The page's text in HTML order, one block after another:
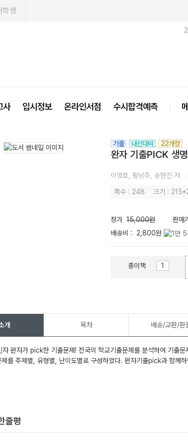
학생
사 입시정보 온라인서점 수시합격예측
기출 내신대비 22개정
완자 기출PICK 생
이영호, 황남주, 송현진 저
쪽수 : 248 크기 :
정가 15,000원 판매
배송비 : 2,800원
종이책
개 목차 배송/교환/환
자 완자가 pick한 기출문제! 전국의 학교기출문제를 분석하여 기출
를 주제별, 유형별, 난이도별로 구성하였다. 완자기출pick과 함께
줄평